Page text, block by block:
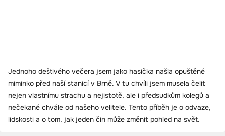
Jednoho deštivého večera jsem jako hasička našla opuštěné
miminko před naší stanicí v Brně. V tu chvíli jsem musela čelit
nejen vlastnímu strachu a nejistotě, ale i předsudkům kolegů a
nečekané chvále od našeho velitele. Tento příběh je o odvaze,
lidskosti a o tom, jak jeden čin může změnit pohled na svět.